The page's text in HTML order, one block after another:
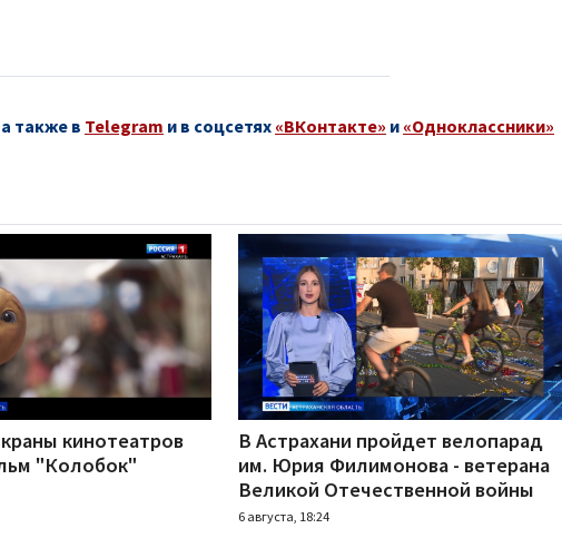
также в Telegram и в соцсетях «ВКонтакте» и «Одноклассники»
кинотеатров
"Колобок"
В Астрахани пройдет велопарад
им. Юрия Филимонова - ветерана
Великой Отечественной войны
6 августа, 18:24